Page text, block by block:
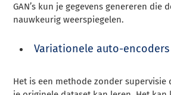
GAN’s kun je gegevens genereren die
nauwkeurig weerspiegelen.
Variationele auto-encoders
Het is een methode zonder supervisie